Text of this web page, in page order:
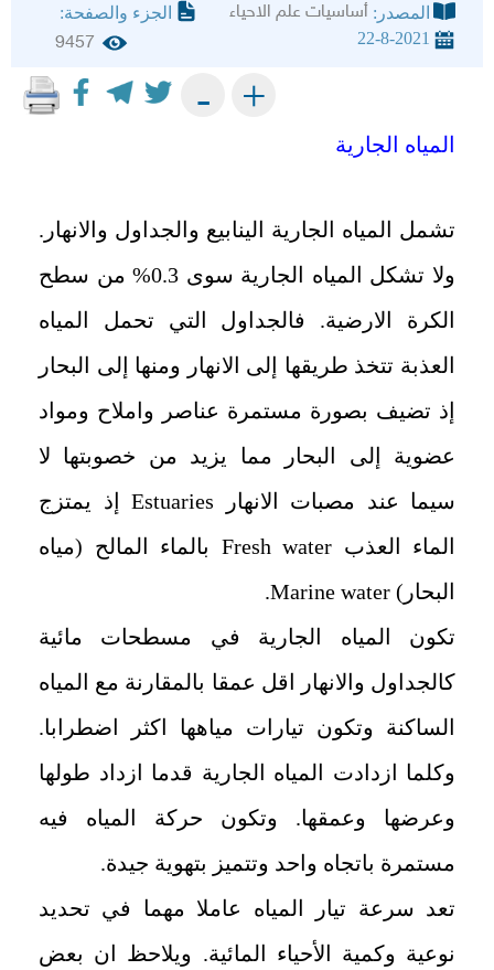
المصدر: أساسيات علم الاحياء
الجزء والصفحة:
22-8-2021
9457
+
-
المياه الجارية
تشمل المياه الجارية الينابيع والجداول والانهار.
ولا تشكل المياه الجارية سوى %0.3من سطح
الكرة الارضية. فالجداول التي تحمل المياه
العذبة تتخذ طريقها إلى الانهار ومنها إلى البحار
إذ تضيف بصورة مستمرة عناصر واملاح ومواد
عضوية إلى البحار مما يزيد من خصوبتها لا
سيما عند مصبات الانهار Estuaries إذ يمتزج
الماء العذب Fresh water بالماء المالح (مياه
البحار) Marine water
.
تكون المياه الجارية في مسطحات مائية
كالجداول والانهار اقل عمقا بالمقارنة مع المياه
الساكنة وتكون تيارات مياهها اكثر اضطرابا.
وكلما ازدادت المياه الجارية قدما ازداد طولها
وعرضها وعمقها. وتكون حركة المياه فيه
مستمرة باتجاه واحد وتتميز بتهوية جيدة.
تعد سرعة تيار المياه عاملا مهما في تحديد
نوعية وكمية الأحياء المائية. ويلاحظ ان بعض